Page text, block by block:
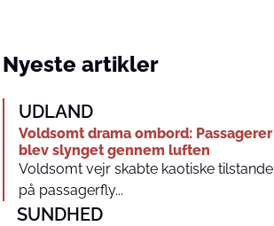
Nyeste artikler
UDLAND
Voldsomt drama ombord: Passagerer
blev slynget gennem luften
Voldsomt vejr skabte kaotiske tilstande
på passagerfly...
SUNDHED